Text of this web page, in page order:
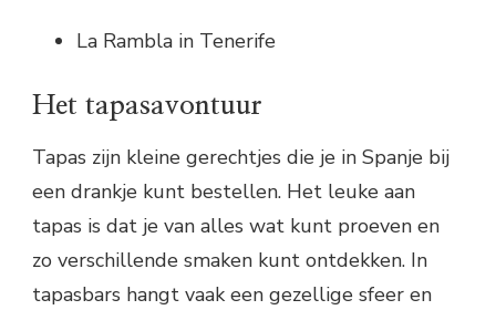
La Rambla in Tenerife
Het tapasavontuur
Tapas zijn kleine gerechtjes die je in Spanje bij
een drankje kunt bestellen. Het leuke aan
tapas is dat je van alles wat kunt proeven en
zo verschillende smaken kunt ontdekken. In
tapasbars hangt vaak een gezellige sfeer en